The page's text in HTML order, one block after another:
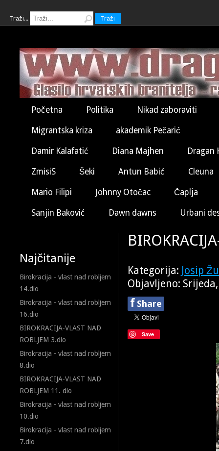
Traži... Traži
Početna Politika Nikad zaboraviti
Migrantska kriza akademik Pečarić
Damir Kalafatić Diana Majhen Dragan
ZmisiS Šeki Antun Babić Cleuna
Mario Filipi Johnny Otočac Čaplja
Sanjin Baković Dawn dawns Urbani
Najčitanije
Birokracija - vlast nad robljem
14.dio
Birokracija - vlast nad robljem
16.dio
BIROKRACIJA-VLAST NAD
ROBLJEM 3.dio
Birokracija - vlast nad robljem
8.dio
BIROKRACIJA-VLAST NAD
ROBLJEM 11. dio
Birokracija - vlast nad robljem
10.dio
Birokracija - vlast nad robljem
7.dio
Kategorija: Josip
Objavljeno:
f Share
Save